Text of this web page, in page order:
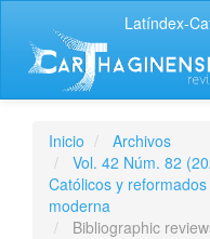
Latíndex-
Inicio
Archivos
Vol. 42 Núm. 82
Católicos y
moderna
Bibliographic